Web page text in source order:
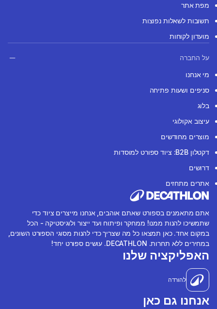
מפת אתר
תשובות לשאלות נפוצות
מועדון לקוחות
על החברה
מי אנחנו
סניפים ושעות פתיחה
בלוג
עיצוב אקולוגי
מוצרים מחודשים
דקטלון B2B: ציוד ספורט למוסדות
דרושים
אתרים מתחזים
אתם מתאמנים בספורט שאתם אוהבים, אנחנו מייצרים ציוד כדי
שתמשיכו להנות ממנו! ממחקר ופיתוח ועד ייצור ולוגיסטיקה - הכל
במקום אחד. כאן תמצאו כל מה שצריך כדי להנות מסוגי הספורט השונים,
במחירים ללא תחרות. DECATHLON. עושים ספורט יחד!
האפליקציה שלנו
להורדה
אנחנו גם כאן